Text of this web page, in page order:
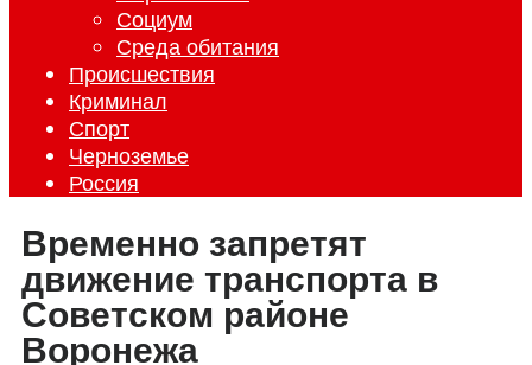
Социум
Среда обитания
Происшествия
Криминал
Спорт
Черноземье
Россия
Временно запретят
движение транспорта в
Советском районе
Воронежа